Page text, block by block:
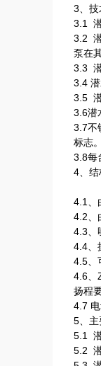
3、技
3.1
3.2
泵在
3.3
3.4
3.5
3.6潜
3.7不
标志
3.8每
4、结
4.1、
4.2、
4.3、
4.4、
4.5、
4.6、
扬程
4.7
5、主
5.1
5.2